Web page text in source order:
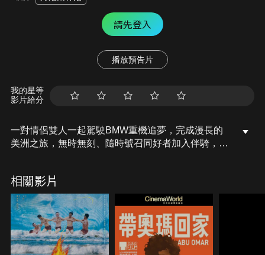
請先登入
播放預告片
我的星等
影片給分
一對情侶雙人一起駕駛BMW重機追夢，完成漫長的
美洲之旅，無時無刻、隨時號召同好者加入伴騎，從
土地的樣貌，以及人世間永無止息的生、老、病、
死，都搖撼兩人的靈魂…。
相關影片